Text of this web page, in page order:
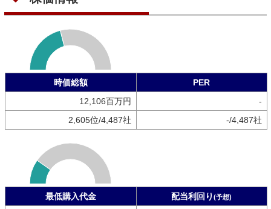
時価総額
PER
12,106百万円
-
2,605位/4,487社
-/4,487社
最低購入代金 配当利回り (予想)